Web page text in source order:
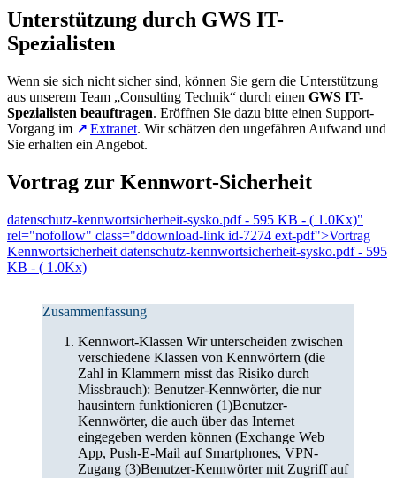
Unterstützung durch GWS IT-
Spezialisten
Wenn sie sich nicht sicher sind, können Sie gern die Unterstützung
aus unserem Team „Consulting Technik“ durch einen GWS IT-
Spezialisten beauftragen. Eröffnen Sie dazu bitte einen Support-
Vorgang im
Extranet. Wir schätzen den ungefähren Aufwand und
Sie erhalten ein Angebot.
Vortrag zur Kennwort-Sicherheit
datenschutz-kennwortsicherheit-sysko.pdf - 595 KB - ( 1.0Kx)"
rel="nofollow" class="ddownload-link id-7274 ext-pdf">Vortrag
Kennwortsicherheit datenschutz-kennwortsicherheit-sysko.pdf- 595
KB - ( 1.0Kx)
Zusammenfassung
Kennwort-Klassen Wir unterscheiden zwischen
verschiedene Klassen von Kennwörtern (die
Zahl in Klammern misst das Risiko durch
Missbrauch): Benutzer-Kennwörter, die nur
hausintern funktionieren (1)Benutzer-
Kennwörter, die auch über das Internet
eingegeben werden können (Exchange Web
App, Push-E-Mail auf Smartphones, VPN-
Zugang (3)Benutzer-Kennwörter mit Zugriff auf